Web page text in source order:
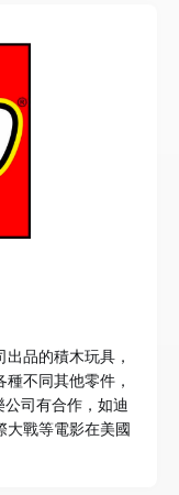
品的積木玩具，
不同其他零件，
司有合作，如迪
大戰等電影在美國